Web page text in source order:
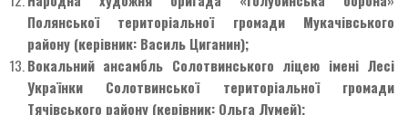
Полянської територіальної громади Мукачівського
району (керівник: Василь Циганин);
Вокальний ансамбль Солотвинського ліцею імені Лесі
Українки Солотвинської територіальної громади
Тячівського району (керівник: Ольга Лумей);